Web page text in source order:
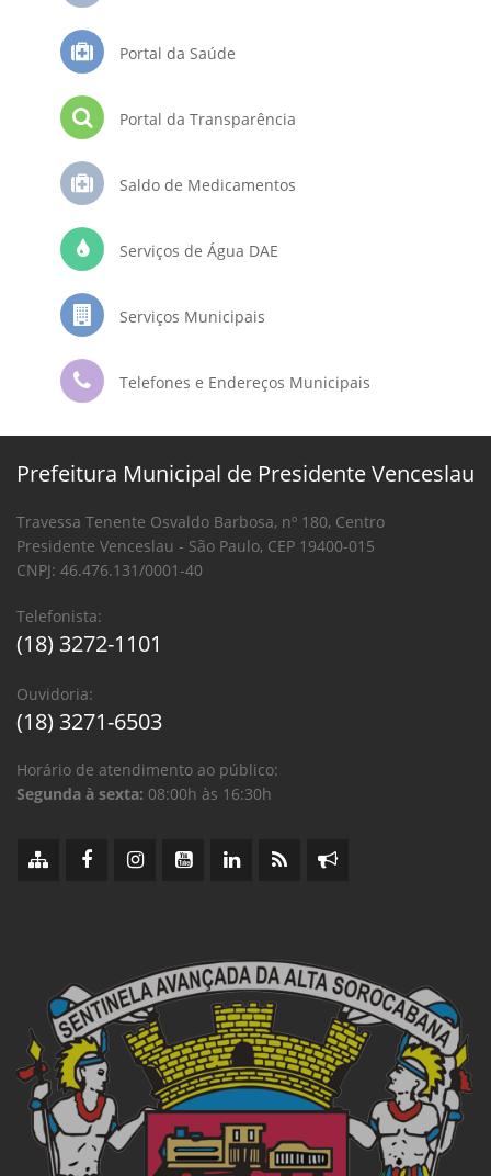
Portal da Saúde
Portal da Transparência
Saldo de Medicamentos
Serviços de Água DAE
Serviços Municipais
Telefones e Endereços Municipais
Prefeitura Municipal de Presidente Venceslau
Travessa Tenente Osvaldo Barbosa, nº 180, Centro
Presidente Venceslau - São Paulo, CEP 19400-015
CNPJ: 46.476.131/0001-40
Telefonista:
(18) 3272-1101
Ouvidoria:
(18) 3271-6503
Horário de atendimento ao público:
Segunda à sexta: 08:00h às 16:30h